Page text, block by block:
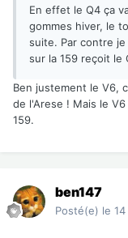
En effet le Q4 ça
gommes hiver, le
suite. Par contre
sur la 159 reçoit le
Ben justement le V6,
de l'Arese ! Mais le
159.
ben147
Posté(e) le